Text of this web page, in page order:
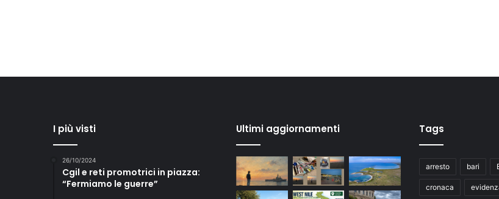
I più visti
26/10/2024
Cgil e reti promotrici in piazza:
“Fermiamo le guerre”
Ultimi aggiornamenti Tags
arresto bari
cronaca